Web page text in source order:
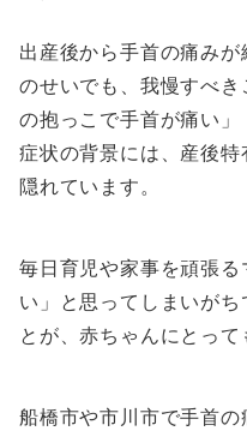
出産後から手首の痛み
のせいでも、我慢すべ
の抱っこで手首が痛い」
症状の背景には、産後
隠れています。
毎日育児や家事を頑張
い」と思ってしまいが
とが、赤ちゃんにとって
船橋市や市川市で手首